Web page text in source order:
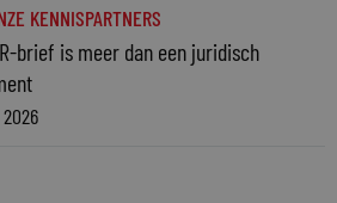
KENNISPARTNERS
brief is meer dan een juridisch